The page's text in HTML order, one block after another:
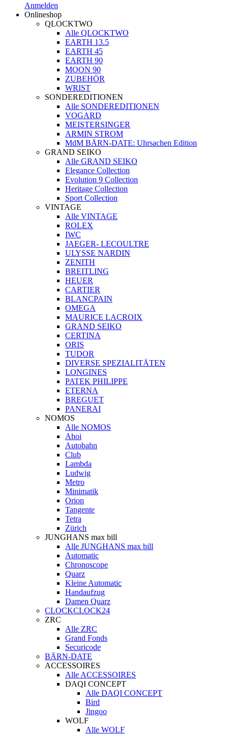
Anmelden
Onlineshop
QLOCKTWO
Alle QLOCKTWO
EARTH 13.5
EARTH 45
EARTH 90
MOON 90
ZUBEHÖR
WRIST
SONDEREDITIONEN
Alle SONDEREDITIONEN
VOGARD
MEISTERSINGER
ARMIN STROM
MdM BÄRN-DATE: Uhrsachen Edition
GRAND SEIKO
Alle GRAND SEIKO
Elegance Collection
Evolution 9 Collection
Heritage Collection
Sport Collection
VINTAGE
Alle VINTAGE
ROLEX
IWC
JAEGER- LECOULTRE
ULYSSE NARDIN
ZENITH
BREITLING
HEUER
CARTIER
BLANCPAIN
OMEGA
MAURICE LACROIX
GRAND SEIKO
CERTINA
ORIS
TUDOR
DIVERSE SPEZIALITÄTEN
LONGINES
PATEK PHILIPPE
ETERNA
BREGUET
PANERAI
NOMOS
Alle NOMOS
Ahoi
Autobahn
Club
Lambda
Ludwig
Metro
Minimatik
Orion
Tangente
Tetra
Zürich
JUNGHANS max bill
Alle JUNGHANS max bill
Automatic
Chronoscope
Quarz
Kleine Automatic
Handaufzug
Damen Quarz
CLOCKCLOCK24
ZRC
Alle ZRC
Grand Fonds
Securicode
BÄRN-DATE
ACCESSOIRES
Alle ACCESSOIRES
DAQI CONCEPT
Alle DAQI CONCEPT
Bird
Jingoo
WOLF
Alle WOLF